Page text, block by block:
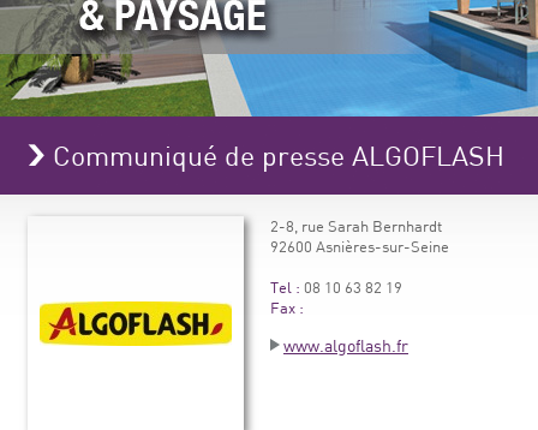
Communiqué de presse ALGOFLASH
2-8, rue Sarah Bernhardt
92600 Asnières-sur-Seine
Tel : 08 10 63 82 19
Fax :
www.algoflash.fr